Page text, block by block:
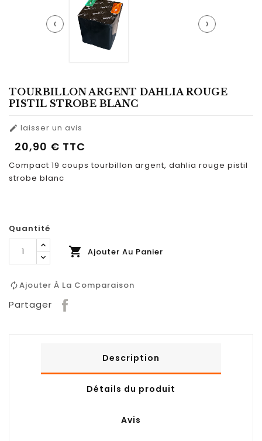
‹ ›
TOURBILLON ARGENT DAHLIA ROUGE
PISTIL STROBE BLANC
 laisser un avis
20,90 € TTC
Compact 19 coups tourbillon argent, dahlia rouge pistil
strobe blanc
Quantité
 Ajouter Au Panier
Ajouter À La Comparaison
Partager
Description
Détails du produit
Avis